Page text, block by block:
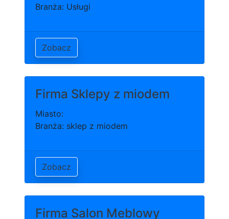
Branża: Usługi
Zobacz
Firma Sklepy z miodem
Miasto:
Branża: sklep z miodem
Zobacz
Firma Salon Meblowy